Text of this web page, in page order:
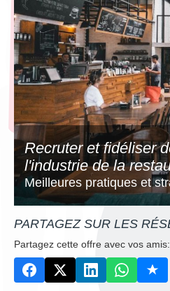
Recruter et fidéliser
l'industrie de la
Meilleures pratiques et
PARTAGEZ SUR LES
Partagez cette offre avec vos amis: